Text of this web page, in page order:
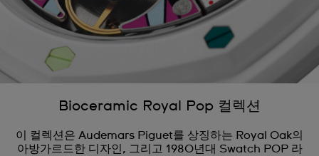
Bioceramic Royal Pop 컬렉션
이 컬렉션은 Audemars Piguet를 상징하는 Royal Oak의
아방가르드한 디자인, 그리고 1980년대 Swatch POP 라